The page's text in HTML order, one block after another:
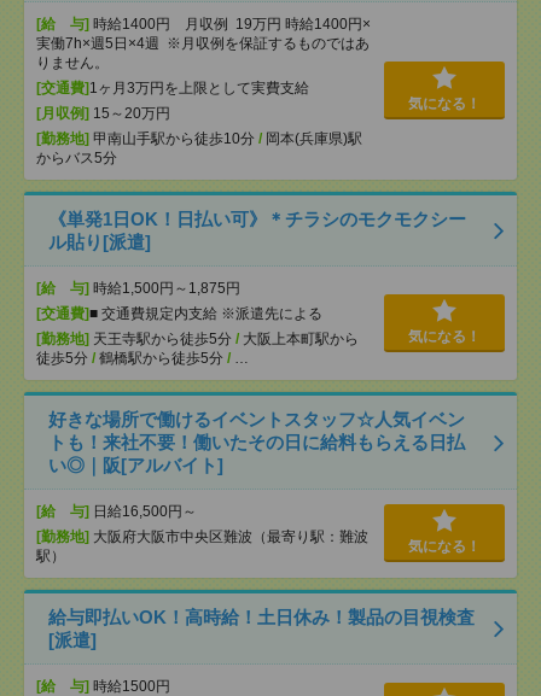
[給 与] 時給1400円 月収例 19万円 時給1400円×
実働7h×週5日×4週 ※月収例を保証するものではあ
りません。
[交通費] 1ヶ月3万円を上限として実費支給
[月収例] 15～20万円
[勤務地] 甲南山手駅から徒歩10分 / 岡本(兵庫県)駅
からバス5分
気になる！
《単発1日OK！日払い可》＊チラシのモクモクシー
ル貼り[派遣]
[給 与] 時給1,500円～1,875円
[交通費]■ 交通費規定内支給 ※派遣先による
[勤務地] 天王寺駅から徒歩5分 / 大阪上本町駅から
徒歩5分 / 鶴橋駅から徒歩5分 / …
気になる！
好きな場所で働けるイベントスタッフ☆人気イベン
トも！来社不要！働いたその日に給料もらえる日払
い◎｜阪[アルバイト]
[給 与] 日給16,500円～
[勤務地] 大阪府大阪市中央区難波（最寄り駅：難波
駅）
気になる！
給与即払いOK！高時給！土日休み！製品の目視検査
[派遣]
[給 与] 時給1500円